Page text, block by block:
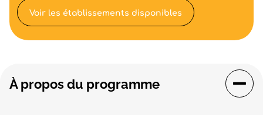
À propos du programme
Voir les établissements disponibles